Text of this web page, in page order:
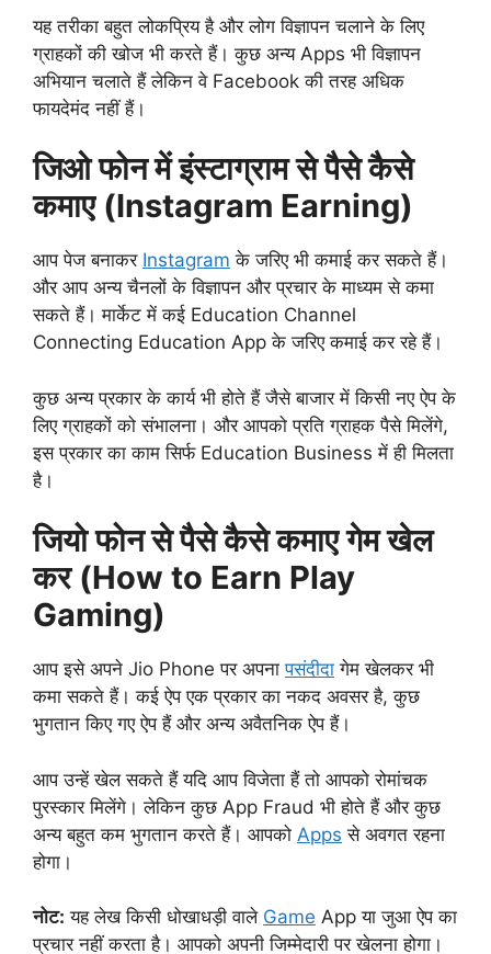
यह तरीका बहुत लोकप्रिय है और लोग विज्ञापन चलाने के लिए
ग्राहकों की खोज भी करते हैं। कुछ अन्य Apps भी विज्ञापन
अभियान चलाते हैं लेकिन वे Facebook की तरह अधिक
फायदेमंद नहीं हैं।
जिओ फोन में इंस्टाग्राम से पैसे कैसे
कमाए (Instagram Earning)
आप पेज बनाकर Instagram के जरिए भी कमाई कर सकते हैं।
और आप अन्य चैनलों के विज्ञापन और प्रचार के माध्यम से कमा
सकते हैं। मार्केट में कई Education Channel
Connecting Education App के जरिए कमाई कर रहे हैं।
कुछ अन्य प्रकार के कार्य भी होते हैं जैसे बाजार में किसी नए ऐप के
लिए ग्राहकों को संभालना। और आपको प्रति ग्राहक पैसे मिलेंगे,
इस प्रकार का काम सिर्फ Education Business में ही मिलता
है।
जियो फोन से पैसे कैसे कमाए गेम खेल
कर (How to Earn Play
Gaming)
आप इसे अपने Jio Phone पर अपनापसंदीदा गेम खेलकर भी
कमा सकते हैं। कई ऐप एक प्रकार का नकद अवसर है, कुछ
भुगतान किए गए ऐप हैं और अन्य अवैतनिक ऐप हैं।
आप उन्हें खेल सकते हैं यदि आप विजेता हैं तो आपको रोमांचक
पुरस्कार मिलेंगे। लेकिन कुछ App Fraud भी होते हैं और कुछ
अन्य बहुत कम भुगतान करते हैं। आपको Apps से अवगत रहना
होगा।
नोट: यह लेख किसी धोखाधड़ी वाले Game App या जुआ ऐप का
प्रचार नहीं करता है। आपको अपनी जिम्मेदारी पर खेलना होगा।